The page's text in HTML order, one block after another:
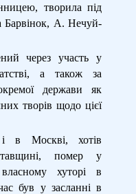
творила під
Барвінок, А. Нечуй-
через участь у
а також за
держави як
творів щодо цієї
в Москві, хотів
помер у
власному хуторі в
був у засланні в